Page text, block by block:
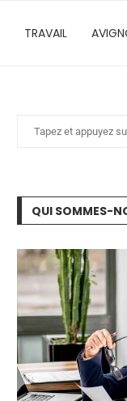
TRAVAIL
QUI SOMMES-